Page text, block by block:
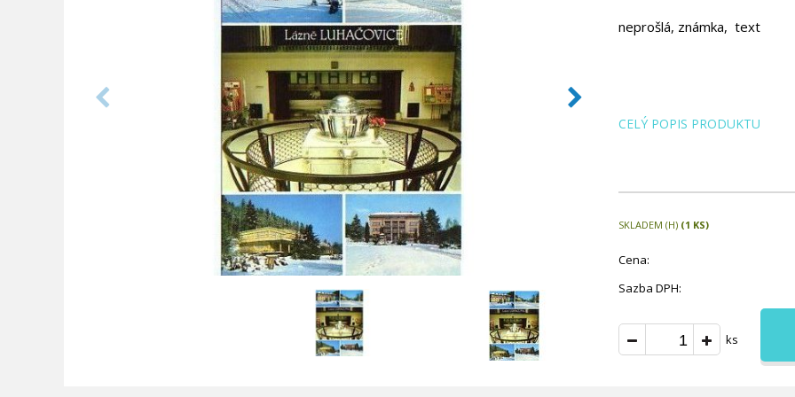
neprošlá, známka, text
CELÝ POPIS PRODUKTU
SKLADEM (H) (1 KS)
Cena:
Sazba DPH:
ks